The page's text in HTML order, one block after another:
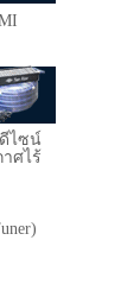
ไซน์
าศไร้